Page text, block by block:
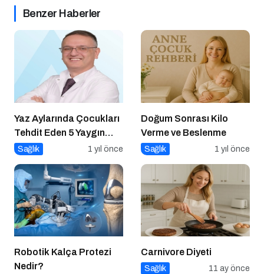
Benzer Haberler
Yaz Aylarında Çocukları
Tehdit Eden 5 Yaygın
Hastalık
Sağlık 1 yıl önce
Doğum Sonrası Kilo
Verme ve Beslenme
Sağlık 1 yıl önce
Robotik Kalça Protezi
Nedir?
Carnivore Diyeti
Sağlık 11 ay önce